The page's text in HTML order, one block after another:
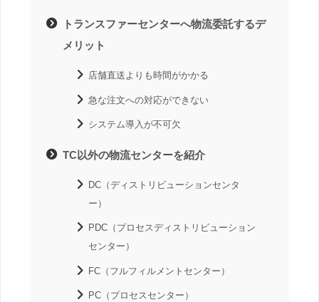
トランスファーセンターへ物流委託するデ
メリット
店舗直送よりも時間がかかる
急な注文への対応ができない
システム導入が不可欠
TC以外の物流センターを紹介
DC（ディストリビューションセンタ
ー）
PDC（プロセスディストリビューション
センター）
FC（フルフィルメントセンター）
PC（プロセスセンター）